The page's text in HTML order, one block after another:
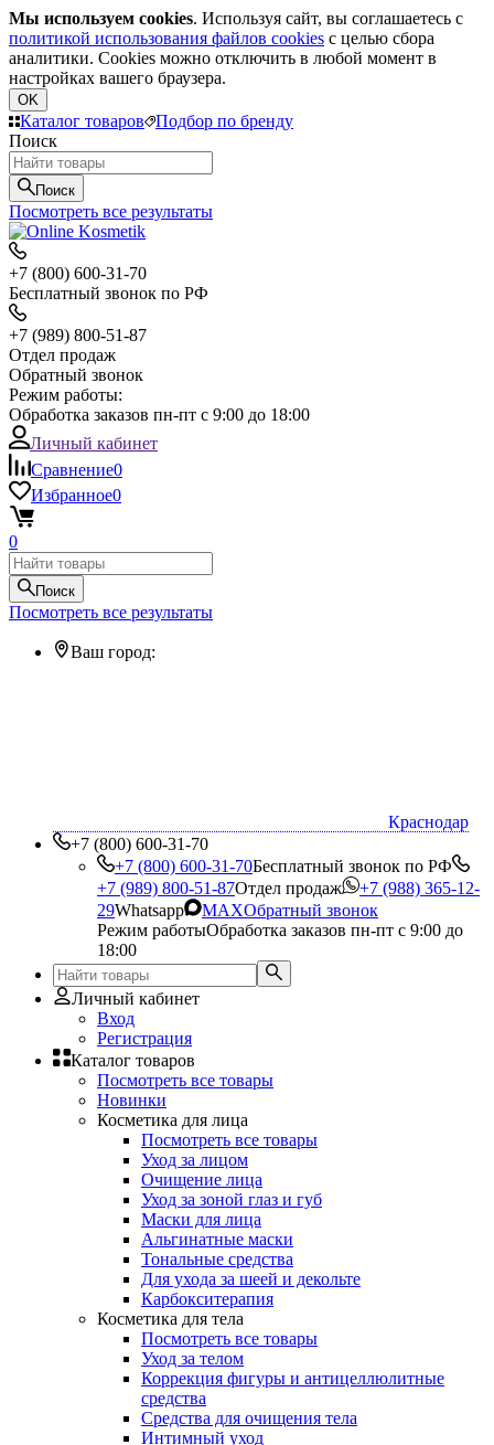
Мы используем cookies. Используя сайт, вы соглашаетесь с
политикой использования файлов cookies с целью сбора
аналитики. Cookies можно отключить в любой момент в
настройках вашего браузера.
OK
Каталог товаров
Подбор по бренду
Поиск
Поиск
Посмотреть все результаты
+7 (800) 600-31-70
Бесплатный звонок по РФ
+7 (989) 800-51-87
Отдел продаж
Обратный звонок
Режим работы:
Обработка заказов пн-пт с 9:00 до 18:00
Личный кабинет
Сравнение0
Избранное0
0
Поиск
Посмотреть все результаты
Ваш город:
Краснодар
+7 (800) 600-31-70
+7 (800) 600-31-70Бесплатный звонок по РФ
+7 (989) 800-51-87Отдел продаж
+7 (988) 365-12-
29Whatsapp MAXОбратный звонок
Режим работыОбработка заказов пн-пт с 9:00 до
18:00
Личный кабинет
Вход
Регистрация
Каталог товаров
Посмотреть все товары
Новинки
Косметика для лица
Посмотреть все товары
Уход за лицом
Очищение лица
Уход за зоной глаз и губ
Маски для лица
Альгинатные маски
Тональные средства
Для ухода за шеей и декольте
Карбокситерапия
Косметика для тела
Посмотреть все товары
Уход за телом
Коррекция фигуры и антицеллюлитные
средства
Средства для очищения тела
Интимный уход